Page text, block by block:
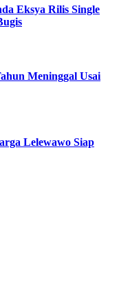
Eksya Rilis Single
Meninggal Usai
Lelewawo Siap